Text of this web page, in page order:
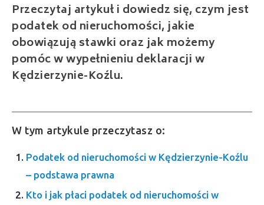
Przeczytaj artykuł i dowiedz się, czym jest
podatek od nieruchomości, jakie
obowiązują stawki oraz jak możemy
pomóc w wypełnieniu deklaracji w
Kędzierzynie-Koźlu.
W tym artykule przeczytasz o:
Podatek od nieruchomości w Kędzierzynie-Koźlu
– podstawa prawna
Kto i jak płaci podatek od nieruchomości w